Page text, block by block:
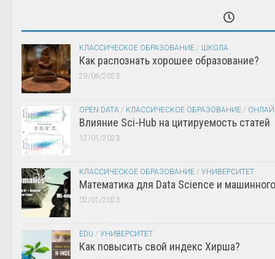
КЛАССИЧЕСКОЕ ОБРАЗОВАНИЕ / ШКОЛА
Как распознать хорошее образование?
29/06/2023
OPEN DATA / КЛАССИЧЕСКОЕ ОБРАЗОВАНИЕ /
Влияние Sci-Hub на цитируемость статей
12/01/2023
КЛАССИЧЕСКОЕ ОБРАЗОВАНИЕ / УНИВЕРСИТЕТ
Математика для Data Science и
02/01/2023
EDU / УНИВЕРСИТЕТ
Как повысить свой индекс Хирша?